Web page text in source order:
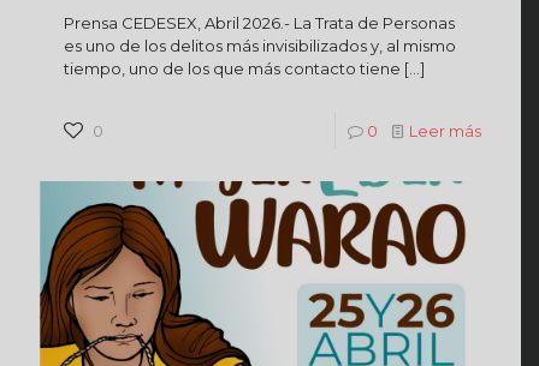
Prensa CEDESEX, Abril 2026.- La Trata de Personas
es uno de los delitos más invisibilizados y, al mismo
tiempo, uno de los que más contacto tiene […]
0 0 Leer más